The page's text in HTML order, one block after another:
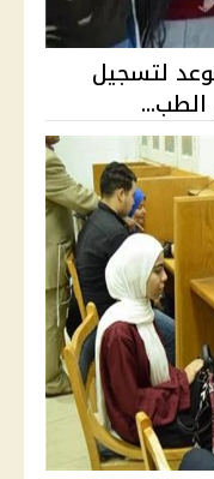
2026.. آخر موعد لتسجيل
الطب...